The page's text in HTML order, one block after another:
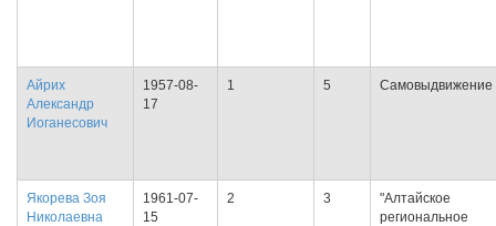
Айрих
Александр
Иоганесович
1957-08-
17
1 5 Самовыдвижение
Якорева Зоя
Николаевна
1961-07-
15
2 3
"Алтайское
региональное